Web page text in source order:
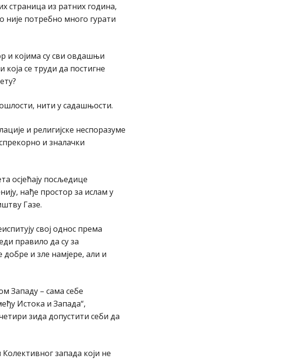
страница из ратних година,
потребно много гурати
и којима су сви овдашњи
се труди да постигне
нити у садашњости.
и религијске неспоразуме
и зналачки
осјећају посљедице
нађе простор за ислам у
Газе.
свој однос према
правило да су за
и зле намјере, али и
Западу – сама себе
Истока и Запада“,
зида допустити себи да
запада који не